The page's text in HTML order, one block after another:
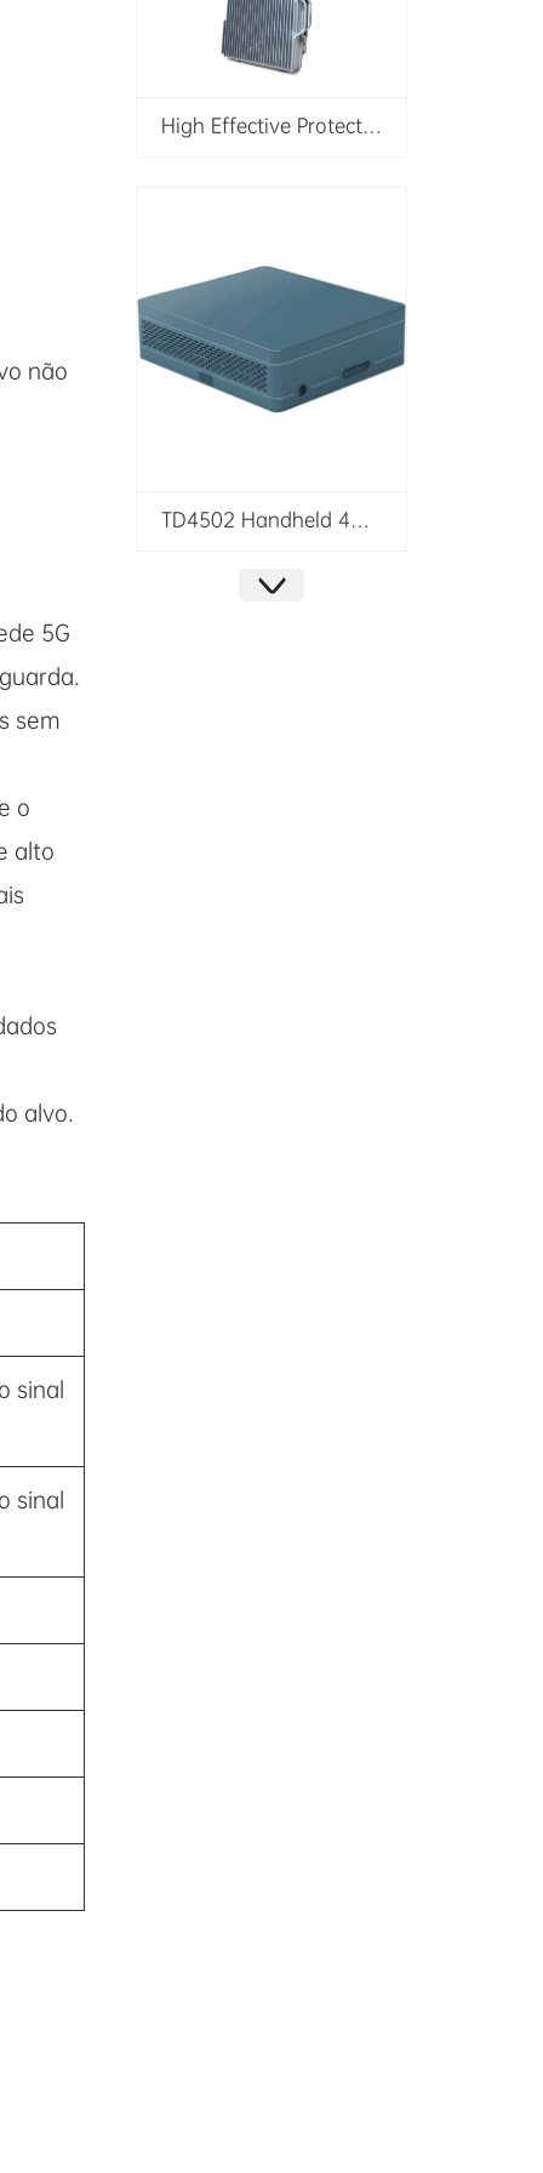
não
5G
sem
o
alto
alvo.
sinal
sinal
High Effective Protection GPS WIFI RC Drone UAV Jamming System
TD4502 Handheld 4G 5G Mobile IMSI Signal Detection Analysis for Positioning and Code Scanning